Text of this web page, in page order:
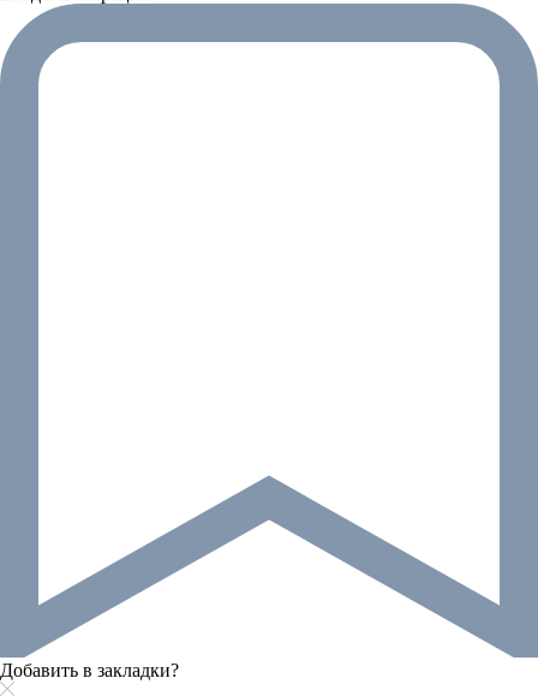
Добавить в закладки?